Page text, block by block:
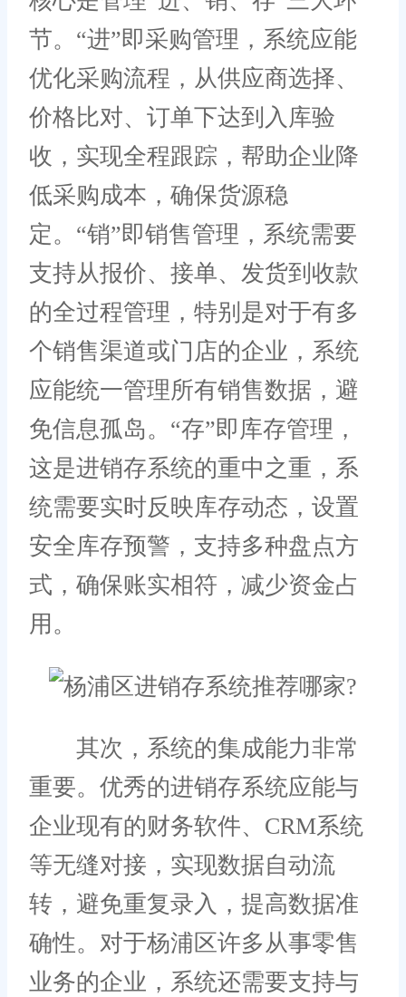
节。“进”即采购管理，系统应能
优化采购流程，从供应商选择、
价格比对、订单下达到入库验
收，实现全程跟踪，帮助企业降
低采购成本，确保货源稳
定。“销”即销售管理，系统需要
支持从报价、接单、发货到收款
的全过程管理，特别是对于有多
个销售渠道或门店的企业，系统
应能统一管理所有销售数据，避
免信息孤岛。“存”即库存管理，
这是进销存系统的重中之重，系
统需要实时反映库存动态，设置
安全库存预警，支持多种盘点方
式，确保账实相符，减少资金占
用。
其次，系统的集成能力非常
重要。优秀的进销存系统应能与
企业现有的财务软件、CRM系统
等无缝对接，实现数据自动流
转，避免重复录入，提高数据准
确性。对于杨浦区许多从事零售
业务的企业，系统还需要支持与